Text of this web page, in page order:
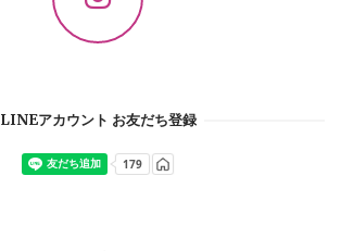
LINEアカウント お友だち登録